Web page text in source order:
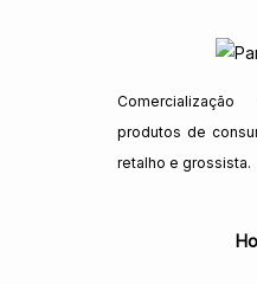
produtos de
retalho e grossista.